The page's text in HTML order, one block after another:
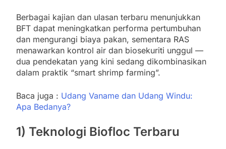
Berbagai kajian dan ulasan terbaru menunjukkan
BFT dapat meningkatkan performa pertumbuhan
dan mengurangi biaya pakan, sementara RAS
menawarkan kontrol air dan biosekuriti unggul —
dua pendekatan yang kini sedang dikombinasikan
dalam praktik “smart shrimp farming”.
Baca juga : Udang Vaname dan Udang Windu:
Apa Bedanya?
1) Teknologi Biofloc Terbaru